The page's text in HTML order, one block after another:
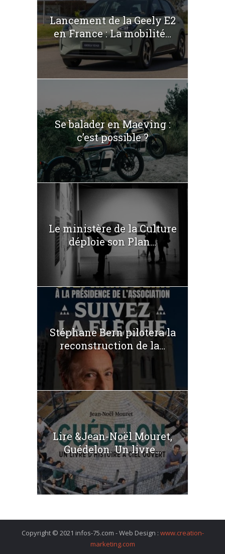
Lancement de la Geely E2
en France : La mobilité...
Se balader en Maeving :
c’est possible ?
Le ministère de la Culture
déploie son Plan...
Stéphane Bern pilotera la
reconstruction de la...
Lire &Jean-Noël Mouret,
Guédelon. Un livre...
Copyright © 2021 infos-75.com - Web Design : www.creation-
marketing.com